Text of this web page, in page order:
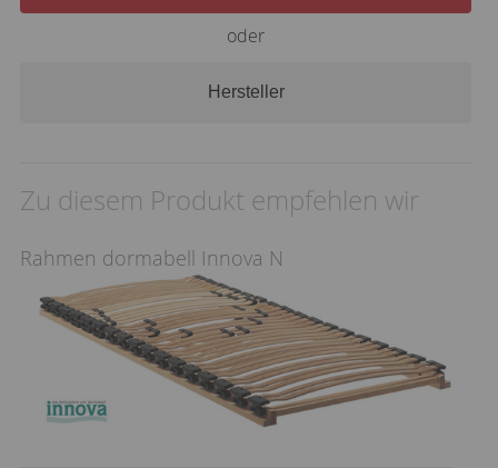
oder
Hersteller
Zu diesem Produkt empfehlen wir
Rahmen dormabell Innova N